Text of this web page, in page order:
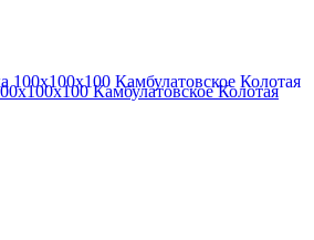
Камбулатовское Колотая